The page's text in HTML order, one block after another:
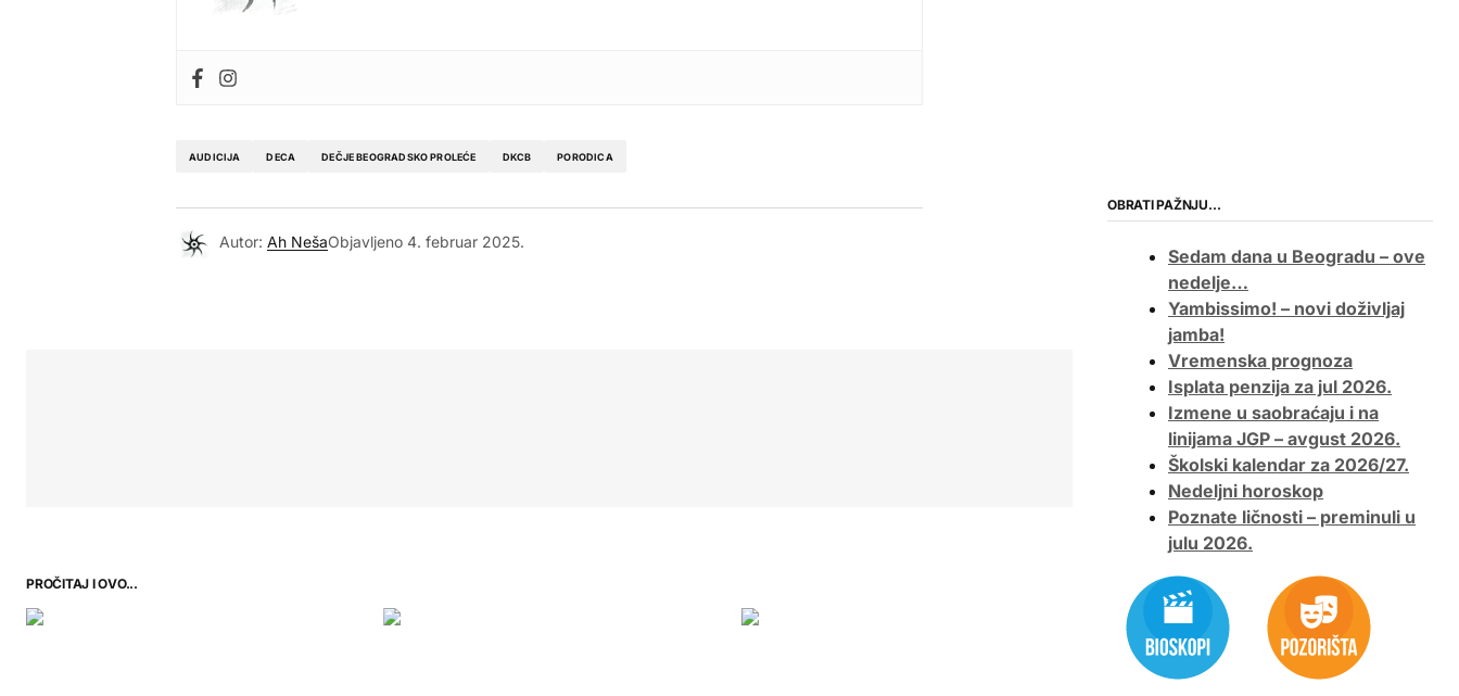
AUDICIJA DECA DEČJE BEOGRADSKO PROLEĆE DKCB PORODICA
Autor: Ah NešaObjavljeno 4. februar 2025.
PROČITAJ I OVO...
OBRATI PAŽNJU…
Sedam dana u Beogradu – ove
nedelje…
Yambissimo! – novi doživljaj
jamba!
Vremenska prognoza
Isplata penzija za jul 2026.
Izmene u saobraćaju i na
linijama JGP – avgust 2026.
Školski kalendar za 2026/27.
Nedeljni horoskop
Poznate ličnosti – preminuli u
julu 2026.